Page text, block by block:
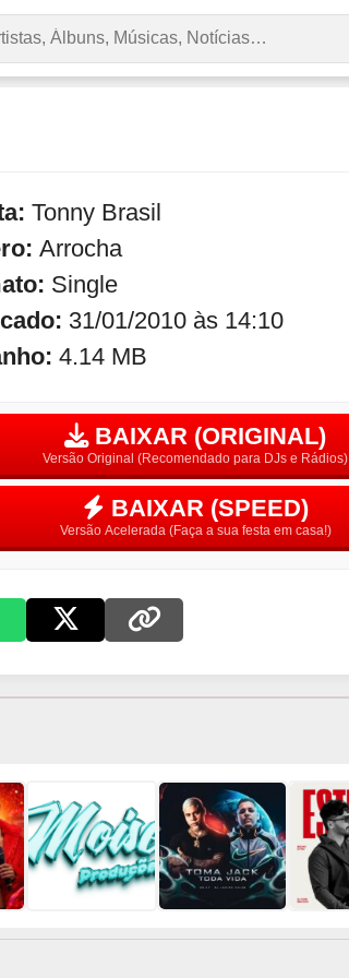
Tonny Brasil
Arrocha
Single
31/01/2010 às 14:10
4.14 MB
BAIXAR (ORIGINAL)
Versão Original (Recomendado para DJs e Rádios)
BAIXAR (SPEED)
Versão Acelerada (Faça a sua festa em casa!)